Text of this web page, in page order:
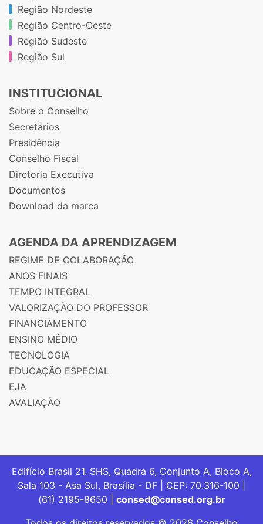
Região Nordeste
Região Centro-Oeste
Região Sudeste
Região Sul
INSTITUCIONAL
Sobre o Conselho
Secretários
Presidência
Conselho Fiscal
Diretoria Executiva
Documentos
Download da marca
AGENDA DA APRENDIZAGEM
REGIME DE COLABORAÇÃO
ANOS FINAIS
TEMPO INTEGRAL
VALORIZAÇÃO DO PROFESSOR
FINANCIAMENTO
ENSINO MÉDIO
TECNOLOGIA
EDUCAÇÃO ESPECIAL
EJA
AVALIAÇÃO
Edifício Brasil 21. SHS, Quadra 6, Conjunto A, Bloco A,
Sala 103 - Asa Sul, Brasília - DF | CEP: 70.316-100 |
(61) 2195-8650 | consed@consed.org.br